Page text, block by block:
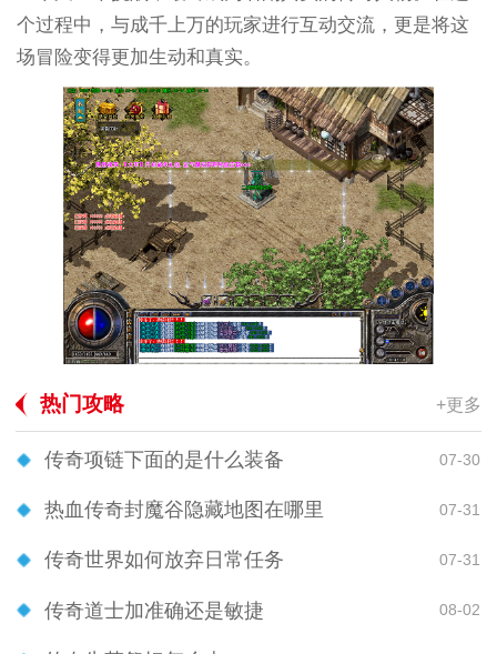
个过程中，与成千上万的玩家进行互动交流，更是将这
场冒险变得更加生动和真实。
热门攻略 +更多
传奇项链下面的是什么装备 07-30
热血传奇封魔谷隐藏地图在哪里 07-31
传奇世界如何放弃日常任务 07-31
传奇道士加准确还是敏捷 08-02